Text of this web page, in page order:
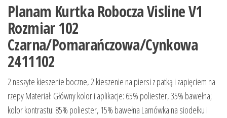
Planam Kurtka Robocza Visline V1
Rozmiar 102
Czarna/Pomarańczowa/Cynkowa
2411102
2 naszyte kieszenie boczne, 2 kieszenie na piersi z patką i zapięciem na
rzepy Materiał: Główny kolor i aplikacje: 65% poliester, 35% bawełna;
kolor kontrastu: 85% poliester, 15% bawełna Lamówka na siodełku i